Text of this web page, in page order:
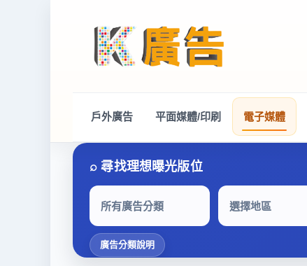
戶外廣告 平面媒體/印刷 電子媒體
所有廣告分類 選擇地區
廣告分類說明